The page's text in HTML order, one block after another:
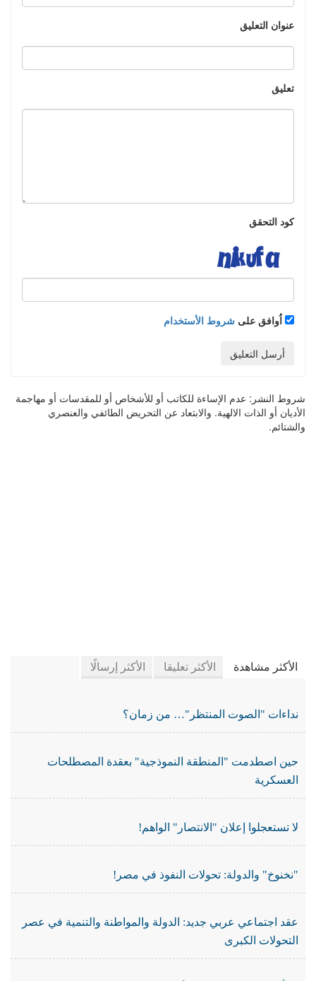
عنوان التعليق
تعليق
كود التحقق
اُوافق على شروط الأستخدام
أرسل التعليق
شروط النشر: عدم الإساءة للكاتب أو للأشخاص أو للمقدسات أو مهاجمة
الأديان أو الذات الالهية. والابتعاد عن التحريض الطائفي والعنصري
والشتائم.
الأكثر مشاهدة الأكثر تعليقا الأكثر إرسالًا
نداءات "الصوت المنتظر"… من زمان؟
حين اصطدمت "المنطقة النموذجية" بعقدة المصطلحات
العسكرية
لا تستعجلوا إعلان "الانتصار" الواهم!
"نخنوخ" والدولة: تحولات النفوذ في مصر!
عقد اجتماعي عربي جديد: الدولة والمواطنة والتنمية في عصر
التحولات الكبرى